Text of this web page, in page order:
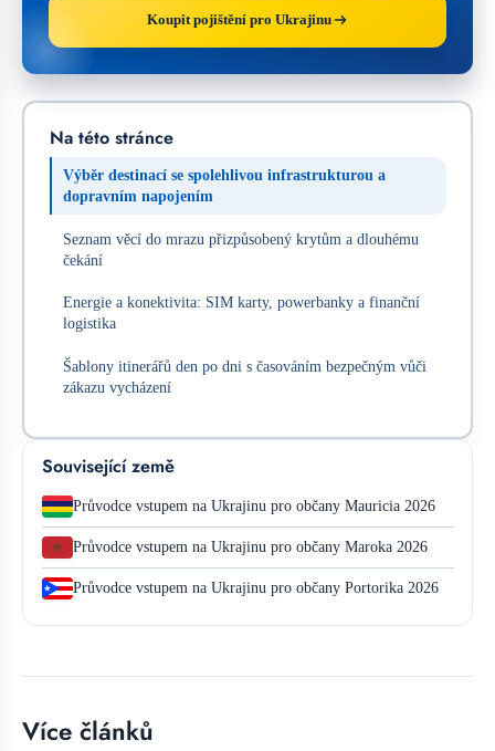
Koupit pojištění pro Ukrajinu
Na této stránce
Výběr destinací se spolehlivou infrastrukturou a
dopravním napojením
Seznam věcí do mrazu přizpůsobený krytům a dlouhému
čekání
Energie a konektivita: SIM karty, powerbanky a finanční
logistika
Šablony itinerářů den po dni s časováním bezpečným vůči
zákazu vycházení
Související země
Průvodce vstupem na Ukrajinu pro občany Mauricia 2026
Průvodce vstupem na Ukrajinu pro občany Maroka 2026
Průvodce vstupem na Ukrajinu pro občany Portorika 2026
Více článků